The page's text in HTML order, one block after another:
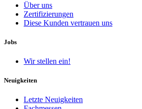
Über uns
Zertifizierungen
Diese Kunden vertrauen uns
Jobs
Wir stellen ein!
Neuigkeiten
Letzte Neuigkeiten